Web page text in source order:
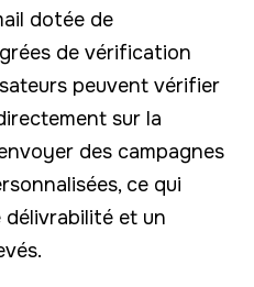
dotée de
de vérification
peuvent vérifier
sur la
des campagnes
ce qui
et un